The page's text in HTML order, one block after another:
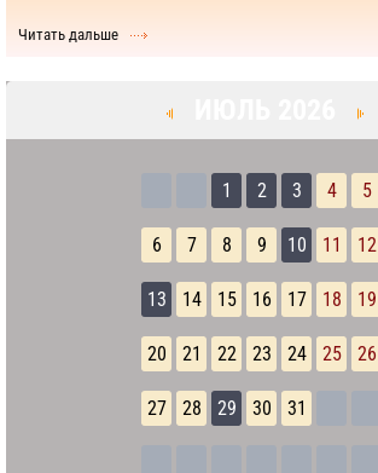
Читать дальше
ИЮЛЬ 2026
1 2 3 4 5
6 7 8 9 10 11 12
13 14 15 16 17 18 19
20 21 22 23 24 25 26
27 28 29 30 31